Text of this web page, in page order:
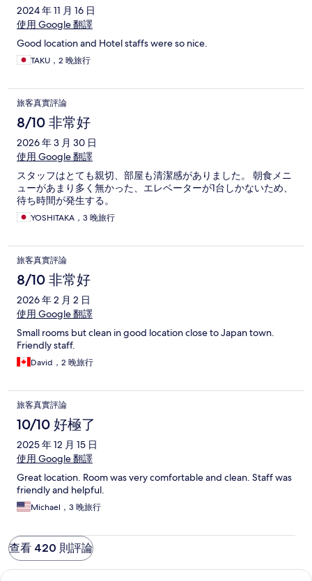
2024 年 11 月 16 日
使用 Google 翻譯
Good location and Hotel staffs were so nice.
TAKU，2 晚旅行
旅客真實評論
8/10 非常好
2026 年 3 月 30 日
使用 Google 翻譯
スタッフはとても親切、部屋も清潔感がありました。 朝食メニ
ューがあまり多く無かった、エレベーターが1台しかないため、
待ち時間が発生する。
YOSHITAKA，3 晚旅行
旅客真實評論
8/10 非常好
2026 年 2 月 2 日
使用 Google 翻譯
Small rooms but clean in good location close to Japan town.
Friendly staff.
David，2 晚旅行
旅客真實評論
10/10 好極了
2025 年 12 月 15 日
使用 Google 翻譯
Great location. Room was very comfortable and clean. Staff was
friendly and helpful.
Michael，3 晚旅行
查看 420 則評論